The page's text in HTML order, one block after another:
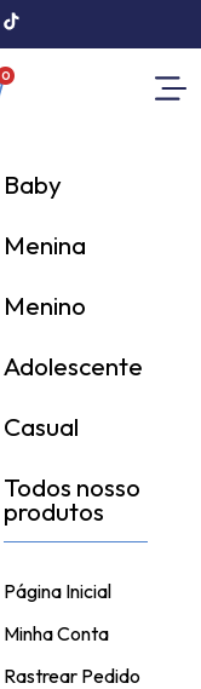
0
Baby
Menina
Menino
Adolescente
Casual
Todos nosso
produtos
Página Inicial
Minha Conta
Rastrear Pedido